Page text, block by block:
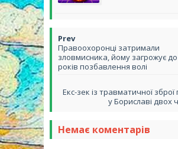
Правоохоронці затримали
зловмисника, йому загрожує
років позбавлення волі
Екс-зек із травматичної
у Бориславі двох
Немає коментарів